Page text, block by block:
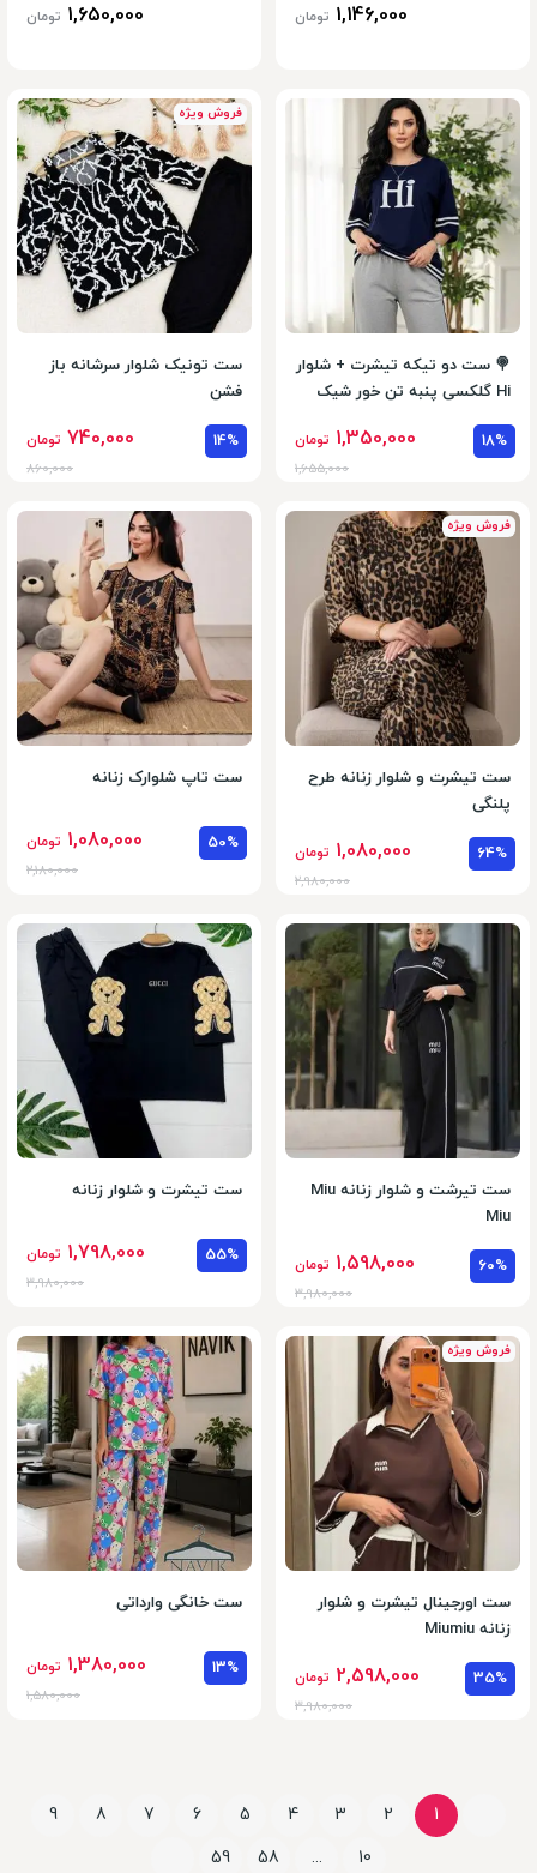
1,146,000 تومان 1,650,000 تومان
🍭 ست دو تیکه تیشرت + شلوار
Hi گلکسی پنبه تن خور شیک
18%
1,350,000 تومان
1,655,000
فروش ویژه
ست تونیک شلوار سرشانه باز
فشن
14%
740,000 تومان
860,000
فروش ویژه
ست تیشرت و شلوار زنانه طرح
پلنگی
64%
1,080,000 تومان
2,980,000
ست تاپ شلوارک زنانه
50%
1,080,000 تومان
2,180,000
ست تیرشت و شلوار زنانه Miu
Miu
60%
1,598,000 تومان
3,980,000
ست تیشرت و شلوار زنانه
55%
1,798,000 تومان
3,980,000
فروش ویژه
ست اورجینال تیشرت و شلوار
زنانه Miumiu
35%
2,598,000 تومان
3,980,000
ست خانگی وارداتی
13%
1,380,000 تومان
1,580,000
1
2
3
4
5
6
7
8
9
10
...
58
59